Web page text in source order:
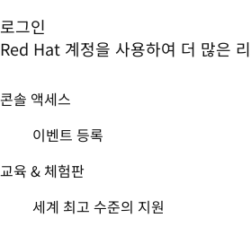
로그인
Red Hat 계정을 사용하여 더 많은
콘솔 액세스
이벤트 등록
교육 & 체험판
세계 최고 수준의 지원